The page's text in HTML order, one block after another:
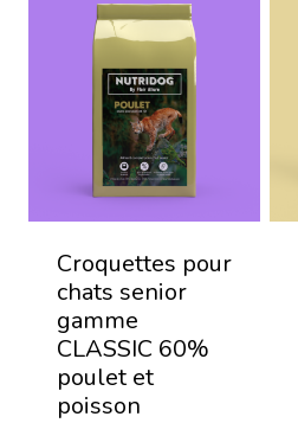
6,90€
à
Croquettes pour
chats senior
gamme
CLASSIC 60%
poulet et
poisson